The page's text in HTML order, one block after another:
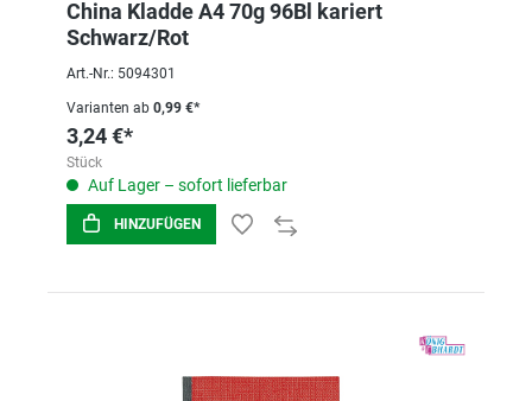
China Kladde A4 70g 96Bl kariert
Schwarz/Rot
Art.-Nr.: 5094301
Varianten ab 0,99 €*
3,24 €*
Stück
Auf Lager – sofort lieferbar
HINZUFÜGEN